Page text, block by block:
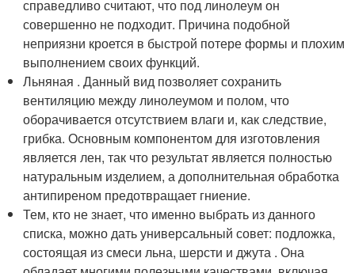
справедливо считают, что под линолеум он
совершенно не подходит. Причина подобной
неприязни кроется в быстрой потере формы и плохим
выполнением своих функций.
Льняная . Данный вид позволяет сохранить
вентиляцию между линолеумом и полом, что
оборачивается отсутствием влаги и, как следствие,
грибка. Основным компонентом для изготовления
является лен, так что результат является полностью
натуральным изделием, а дополнительная обработка
антипиреном предотвращает гниение.
Тем, кто не знает, что именно выбрать из данного
списка, можно дать универсальный совет: подложка,
состоящая из смеси льна, шерсти и джута . Она